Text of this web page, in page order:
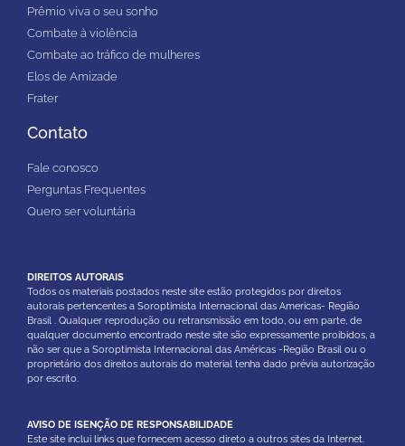
Prêmio viva o seu sonho
Combate à violência
Combate ao tráfico de mulheres
Elos de Amizade
Frater
Contato
Fale conosco
Perguntas Frequentes
Quero ser voluntária
DIREITOS AUTORAIS
Todos os materiais postados neste site estão protegidos por direitos
autorais pertencentes a Soroptimista Internacional das Americas- Região
Brasil . Qualquer reprodução ou retransmissão em todo, ou em parte, de
qualquer documento encontrado neste site são expressamente proibidos, a
não ser que a Soroptimista Internacional das Américas -Região Brasil ou o
proprietário dos direitos autorais do material tenha dado prévia autorização
por escrito.
AVISO DE ISENÇÃO DE RESPONSABILIDADE
Este site inclui links que fornecem acesso direto a outros sites da Internet.